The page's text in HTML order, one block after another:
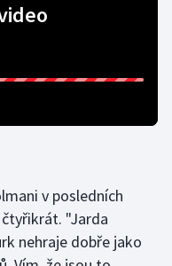
v posledních
čtyřikrát. "Jarda
nehraje dobře jako